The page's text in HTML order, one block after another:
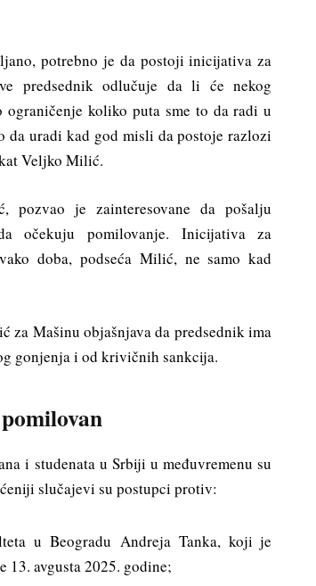
potrebno je da postoji inicijativa za
predsednik odlučuje da li će nekog
koliko puta sme to da radi u
da uradi kad god misli da postoje razlozi
Veljko Milić.
pozvao je zainteresovane da pošalju
očekuju pomilovanje. Inicijativa za
doba, podseća Milić, ne samo kad
Mašinu objašnjava da predsednik ima
gonjenja i od krivičnih sankcija.
i studenata u Srbiji u međuvremenu su
slučajevi su postupci protiv:
u Beogradu Andreja Tanka, koji je
13. avgusta 2025. godine;